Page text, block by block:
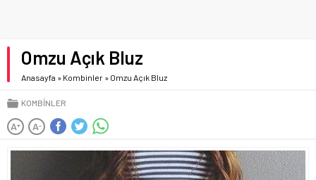
Omzu Açık Bluz
Anasayfa » Kombinler » Omzu Açık Bluz
KOMBINLER
A+ A-